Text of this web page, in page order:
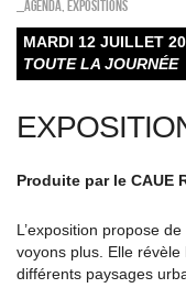
_Agenda EXPOSITIONS
MARDI 12 JUILLET
TOUTE LA JOURNÉE
Produite par le CAUE
L’exposition propose
voyons plus. Elle
différents paysages